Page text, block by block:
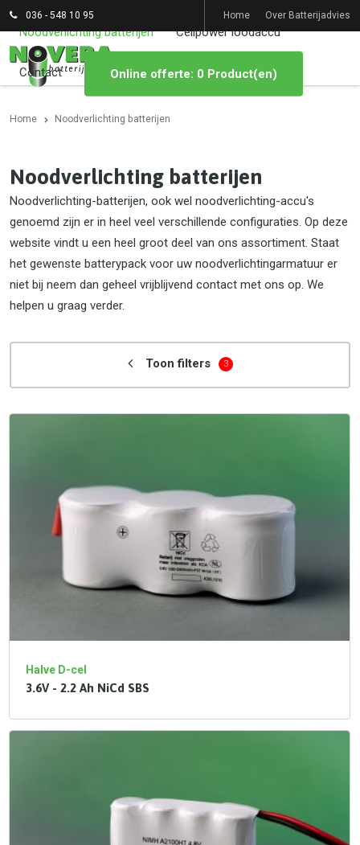
036 - 548 10 95 Home Over Batterijadvies
Noodverlichting batterijen Cellpower loodaccu
Contact Online offerte: 0 Product(en)
Home Noodverlichting batterijen
Noodverlichting batterijen
Noodverlichting-batterijen, ook wel noodverlichting-accu's
genoemd zijn er in heel veel verschillende configuraties. Op deze
website vindt u een heel groot deel van ons assortiment. Staat
het gewenste batterypack voor uw noodverlichtingarmatuur er
niet bij neem dan geheel vrijblijvend contact met ons op. We
helpen u graag verder.
Toon filters 3
Halve D-cel
3.6V - 2.2 Ah NiCd SBS